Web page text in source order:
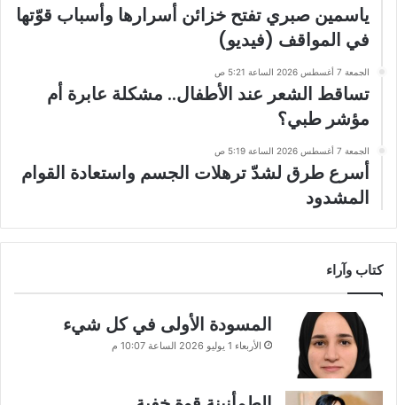
ياسمين صبري تفتح خزائن أسرارها وأسباب قوّتها
في المواقف (فيديو)
الجمعة 7 أغسطس 2026 الساعة 5:21 ص
تساقط الشعر عند الأطفال.. مشكلة عابرة أم
مؤشر طبي؟
الجمعة 7 أغسطس 2026 الساعة 5:19 ص
أسرع طرق لشدّ ترهلات الجسم واستعادة القوام
المشدود
كتاب وآراء
المسودة الأولى في كل شيء
الأربعاء 1 يوليو 2026 الساعة 10:07 م